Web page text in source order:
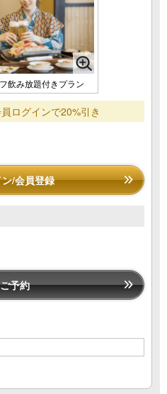
飲み放題付きプラン
ログインで20%引き
/会員登録
予約